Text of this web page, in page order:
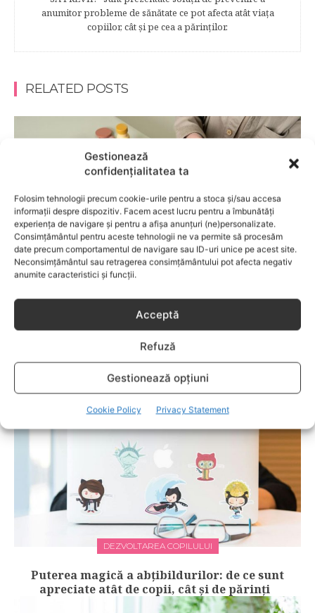
Gestionează
confidențialitatea ta
Folosim tehnologii precum cookie-urile pentru a stoca și/sau accesa
informații despre dispozitiv. Facem acest lucru pentru a îmbunătăți
experiența de navigare și pentru a afișa anunțuri (ne)personalizate.
Consimțământul pentru aceste tehnologii ne va permite să procesăm
date precum comportamentul de navigare sau ID-uri unice pe acest site.
Neconsimțământul sau retragerea consimțământului pot afecta negativ
anumite caracteristici și funcții.
Acceptă
Refuză
Gestionează opțiuni
Cookie Policy Privacy Statement
anumitor probleme de sănătate ce pot afecta atât viaţa
copiilor, cât şi pe cea a părinţilor.
RELATED POSTS
COPII
Câte-n lună și-n stele – Cum alegi jucăria
potrivită în funcție de vârsta și etapa de
DEZVOLTAREA COPILULUI
Puterea magică a abțibildurilor: de ce sunt
apreciate atât de copii, cât și de părinți